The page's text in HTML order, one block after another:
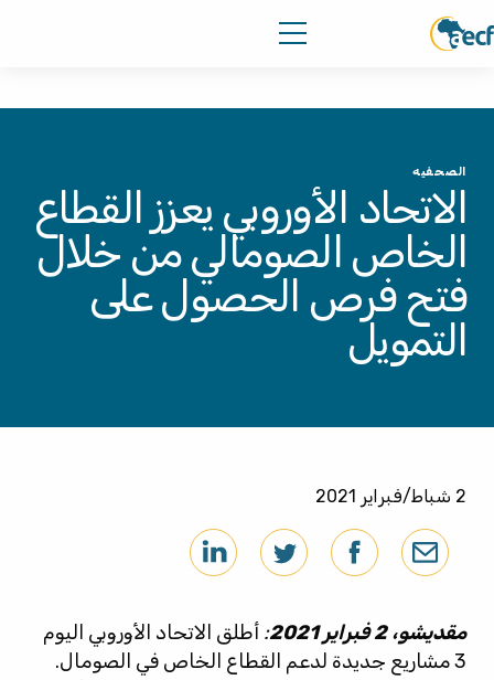
الصحفيه
الاتحاد الأوروبي يعزز القطاع
الخاص الصومالي من خلال
فتح فرص الحصول على
التمويل
2 شباط/فبراير 2021
مقديشو، 2 فبراير 2021 : أطلق الاتحاد الأوروبي اليوم
3 مشاريع جديدة لدعم القطاع الخاص في الصومال.